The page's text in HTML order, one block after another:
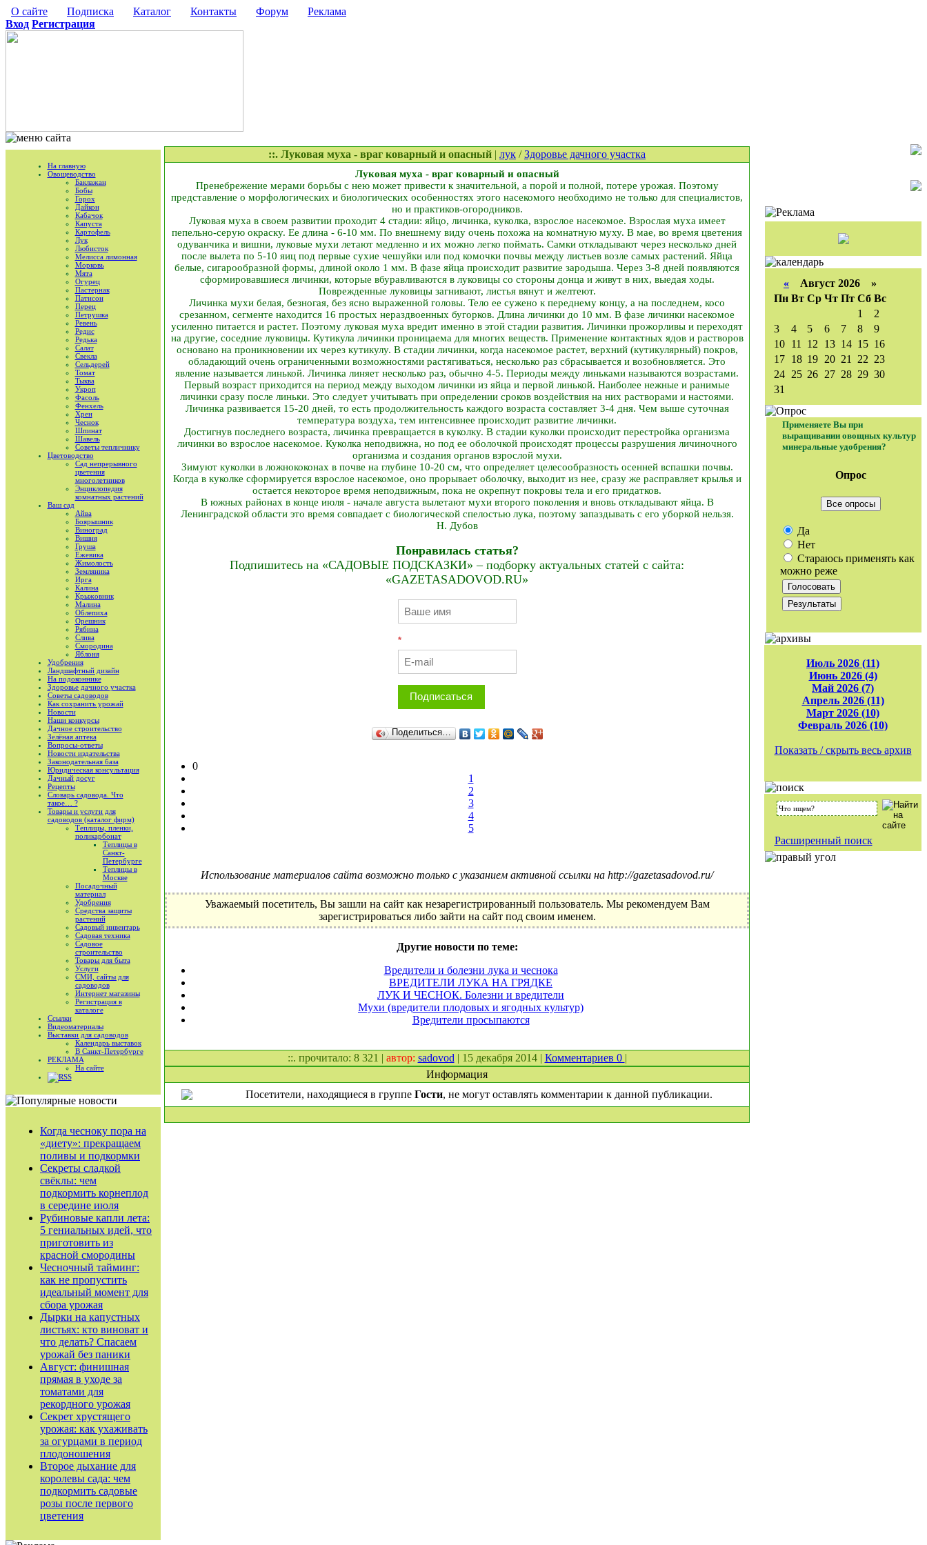
О сайте Подписка Каталог Контакты Форум
Реклама
Вход Регистрация
На главную
Овощеводство
Баклажан
Бобы
Горох
Дайкон
Кабачок
Капуста
Картофель
Лук
Любисток
Мелисса лимонная
Морковь
Мята
Огурец
Пастернак
Патисон
Перец
Петрушка
Ревень
Редис
Редька
Салат
Свекла
Сельдерей
Томат
Тыква
Укроп
Фасоль
Фенхель
Хрен
Чеснок
Шпинат
Шавель
Советы тепличнику
Цветоводство
Сад непрерывного
цветения
многолетников
Энциклопедия
комнатных растений
Ваш сад
Айва
Боярышник
Виноград
Вишня
Груша
Ежевика
Жимолость
Земляника
Ирга
Калина
Крыжовник
Малина
Облепиха
Орешник
Рябина
Слива
Смородина
Яблоня
Удобрения
Ландшафтный дизайн
На подоконнике
Здоровье дачного участка
Советы садоводов
Как сохранить урожай
Новости
Наши конкурсы
Дачное строительство
Зелёная аптека
Вопросы-ответы
Новости издательства
Законодательная база
Юридическая консультация
Дачный досуг
Рецепты
Словарь садовода. Что
такое… ?
Товары и услуги для
садоводов (каталог фирм)
Теплицы, пленки,
поликарбонат
Теплицы в
Санкт-
Петербурге
Теплицы в
Москве
Посадочный
материал
Удобрения
Средства защиты
растений
Садовый инвентарь
Садовая техника
Садовое
строительство
Товары для быта
Услуги
СМИ, сайты для
садоводов
Интернет магазины
Регистрация в
каталоге
Ссылки
Видеоматериалы
Выставки для садоводов
Календарь выставок
В Санкт-Петербурге
РЕКЛАМА
На сайте
RSS
Когда чесноку пора на
«диету»: прекращаем
поливы и подкормки
Секреты сладкой
свёклы: чем
подкормить корнеплод
в середине июля
Рубиновые капли лета:
5 гениальных идей, что
приготовить из
красной смородины
Чесночный тайминг:
как не пропустить
идеальный момент для
сбора урожая
Дырки на капустных
листьях: кто виноват и
что делать? Спасаем
урожай без паники
Август: финишная
прямая в уходе за
томатами для
рекордного урожая
Секрет хрустящего
урожая: как ухаживать
за огурцами в период
плодоношения
Второе дыхание для
королевы сада: чем
подкормить садовые
розы после первого
цветения
::. Луковая муха - враг коварный и опасный | лук /Здоровье дачного участка
Луковая муха - враг коварный и опасный
Пренебрежение мерами борьбы с нею может привести к значительной, а порой и полной, потере урожая. Поэтому
представление о морфологических и биологических особенностях этого насекомого необходимо не только для специалистов,
но и практиков-огородников.
Луковая муха в своем развитии проходит 4 стадии: яйцо, личинка, куколка, взрослое насекомое. Взрослая муха имеет
пепельно-серую окраску. Ее длина - 6-10 мм. По внешнему виду очень похожа на комнатную муху. В мае, во время цветения
одуванчика и вишни, луковые мухи летают медленно и их можно легко поймать. Самки откладывают через несколько дней
после вылета по 5-10 яиц под первые сухие чешуйки или под комочки почвы между листьев возле самых растений. Яйца
белые, сигарообразной формы, длиной около 1 мм. В фазе яйца происходит развитие зародыша. Через 3-8 дней появляются
сформировавшиеся личинки, которые вбуравливаются в луковицы со стороны донца и живут в них, выедая ходы.
Поврежденные луковицы загнивают, листья вянут и желтеют.
Личинка мухи белая, безногая, без ясно выраженной головы. Тело ее сужено к переднему концу, а на последнем, косо
срезанном, сегменте находится 16 простых нераздвоенных бугорков. Длина личинки до 10 мм. В фазе личинки насекомое
усиленно питается и растет. Поэтому луковая муха вредит именно в этой стадии развития. Личинки прожорливы и переходят
на другие, соседние луковицы. Кутикула личинки проницаема для многих веществ. Применение контактных ядов и растворов
основано на проникновении их через кутикулу. В стадии личинки, когда насекомое растет, верхний (кутикулярный) покров,
обладающий очень ограниченными возможностями растягиваться, несколько раз сбрасывается и возобновляется. Это
явление называется линькой. Личинка линяет несколько раз, обычно 4-5. Периоды между линьками называются возрастами.
Первый возраст приходится на период между выходом личинки из яйца и первой линькой. Наиболее нежные и ранимые
личинки сразу после линьки. Это следует учитывать при определении сроков воздействия на них растворами и настоями.
Личинка развивается 15-20 дней, то есть продолжительность каждого возраста составляет 3-4 дня. Чем выше суточная
температура воздуха, тем интенсивнее происходит развитие личинки.
Достигнув последнего возраста, личинка превращается в куколку. В стадии куколки происходит перестройка организма
личинки во взрослое насекомое. Куколка неподвижна, но под ее оболочкой происходят процессы разрушения личиночного
организма и создания органов взрослой мухи.
Зимуют куколки в ложнококонах в почве на глубине 10-20 см, что определяет целесообразность осенней вспашки почвы.
Когда в куколке сформируется взрослое насекомое, оно прорывает оболочку, выходит из нее, сразу же расправляет крылья и
остается некоторое время неподвижным, пока не окрепнут покровы тела и его придатков.
В южных районах в конце июля - начале августа вылетают мухи второго поколения и вновь откладывают яйца. В
Ленинградской области это время совпадает с биологической спелостью лука, поэтому запаздывать с его уборкой нельзя.
Н. Дубов
Понравилась статья?
Подпишитесь на «САДОВЫЕ ПОДСКАЗКИ» – подборку актуальных статей с сайта:
«GAZETASADOVOD.RU»
*
Подписаться
Поделиться…
0
1
2
3
4
5
Использование материалов сайта возможно только с указанием активной ссылки на http://gazetasadovod.ru/
Уважаемый посетитель, Вы зашли на сайт как незарегистрированный пользователь. Мы рекомендуем Вам
зарегистрироваться либо зайти на сайт под своим именем.
Другие новости по теме:
Вредители и болезни лука и чеснока
ВРЕДИТЕЛИ ЛУКА НА ГРЯДКЕ
ЛУК И ЧЕСНОК. Болезни и вредители
Мухи (вредители плодовых и ягодных культур)
Вредители просыпаются
::. прочитало: 8 321 | автор: sadovod | 15 декабря 2014 | Комментариев 0 |
Информация
Посетители, находящиеся в группе Гости, не могут оставлять комментарии к данной публикации.
« Август 2026 »
Пн Вт Ср Чт Пт Сб Вс
1
2
3
4 5 6 7 8
9
10 11 12 13 14 15 16
17 18 19 20 21 22 23
24 25 26 27 28 29 30
31
Применяете Вы при
выращивании овощных культур
минеральные удобрения?
Опрос
Все опросы
Да
Нет
Стараюсь применять как
можно реже
Июль 2026 (11)
Июнь 2026 (4)
Май 2026 (7)
Апрель 2026 (11)
Март 2026 (10)
Февраль 2026 (10)
Показать / скрыть весь архив
Расширенный поиск